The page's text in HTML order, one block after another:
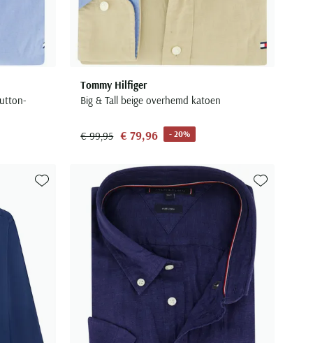
Tommy Hilfiger
Big & Tall beige overhemd katoen
€ 99,95 € 79,96 - 20%
Toevoegen aan favorieten Toevoegen